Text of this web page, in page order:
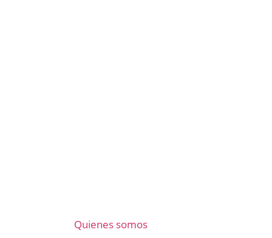
Quienes somos